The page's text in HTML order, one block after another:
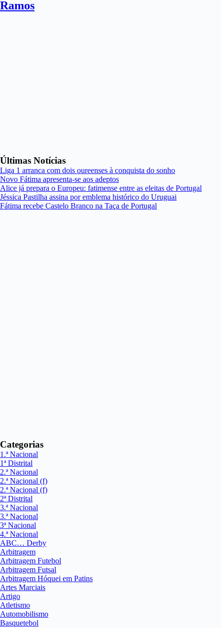
Ramos
Últimas Notícias
Liga 1 arranca com dois oureenses à conquista do sonho
Novo Fátima apresenta-se aos adeptos
Alice já prepara o Europeu: fatimense entre as eleitas de Portugal
Jéssica Pastilha assina por emblema histórico do Uruguai
Fátima recebe Castelo Branco na Taça de Portugal
Categorias
1.ª Nacional
1ª Distrital
2.ª Nacional
2.ª Nacional (f)
2.ª Nacional (f)
2ª Distrital
3.ª Nacional
3.ª Nacional
3ª Nacional
4.ª Nacional
ABC… Derby
Arbitragem
Arbitragem Futebol
Arbitragem Futsal
Arbitragem Hóquei em Patins
Artes Marciais
Artigo
Atletismo
Automobilismo
Basquetebol